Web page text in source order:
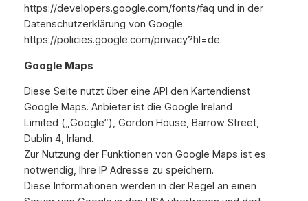
https://developers.google.com/fonts/faq und in der
Datenschutzerklärung von Google:
https://policies.google.com/privacy?hl=de.
Google Maps
Diese Seite nutzt über eine API den Kartendienst
Google Maps. Anbieter ist die Google Ireland
Limited („Google“), Gordon House, Barrow Street,
Dublin 4, Irland.
Zur Nutzung der Funktionen von Google Maps ist es
notwendig, Ihre IP Adresse zu speichern.
Diese Informationen werden in der Regel an einen